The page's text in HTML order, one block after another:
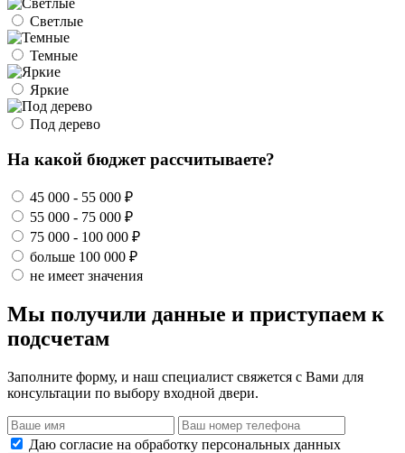
Светлые
Темные
Яркие
Под дерево
На какой бюджет рассчитываете?
45 000 - 55 000 ₽
55 000 - 75 000 ₽
75 000 - 100 000 ₽
больше 100 000 ₽
не имеет значения
Мы получили данные и приступаем к
подсчетам
Заполните форму, и наш специалист свяжется с Вами для
консультации по выбору входной двери.
Даю согласие на обработку персональных данных